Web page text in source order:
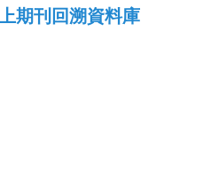
期刊回溯資料庫